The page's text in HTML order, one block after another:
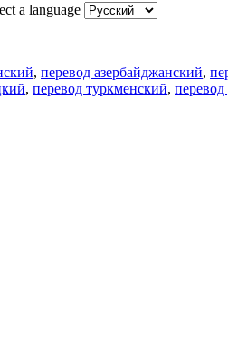
a language
, перевод азербайджанский,
, перевод туркменский, перевод